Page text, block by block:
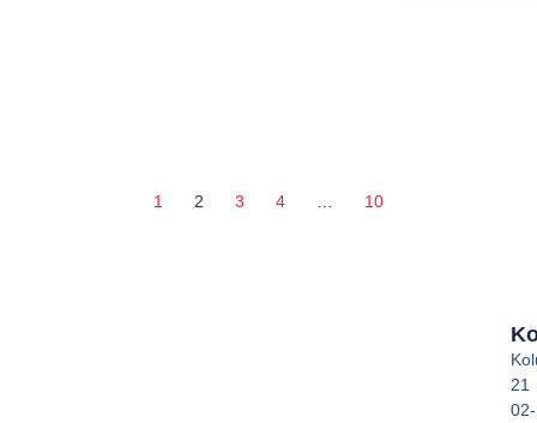
1 2 3 4 10
21
02-